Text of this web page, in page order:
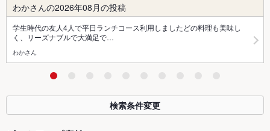
わかさんの2026年08月の投稿
学生時代の友人4人で平日ランチコース利用しましたどの料理も美味し
く、リーズナブルで大満足で…
わかさん
検索条件変更